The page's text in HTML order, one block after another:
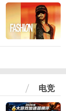
电竞